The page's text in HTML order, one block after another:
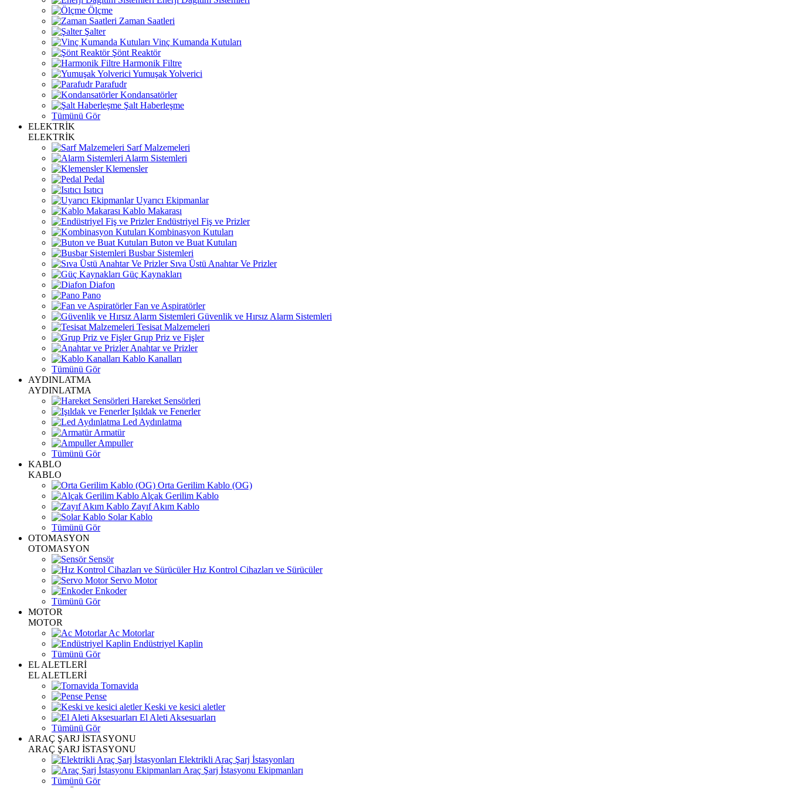
Ölçme
Zaman Saatleri
Şalter
Vinç Kumanda Kutuları
Şönt Reaktör
Harmonik Filtre
Yumuşak Yolverici
Parafudr
Kondansatörler
Şalt Haberleşme
Tümünü Gör
ELEKTRİK
ELEKTRİK
Sarf Malzemeleri
Alarm Sistemleri
Klemensler
Pedal
Isıtıcı
Uyarıcı Ekipmanlar
Kablo Makarası
Endüstriyel Fiş ve Prizler
Kombinasyon Kutuları
Buton ve Buat Kutuları
Busbar Sistemleri
Sıva Üstü Anahtar Ve Prizler
Güç Kaynakları
Diafon
Pano
Fan ve Aspiratörler
Güvenlik ve Hırsız Alarm Sistemleri
Tesisat Malzemeleri
Grup Priz ve Fişler
Anahtar ve Prizler
Kablo Kanalları
Tümünü Gör
AYDINLATMA
AYDINLATMA
Hareket Sensörleri
Işıldak ve Fenerler
Led Aydınlatma
Armatür
Ampuller
Tümünü Gör
KABLO
KABLO
Orta Gerilim Kablo (OG)
Alçak Gerilim Kablo
Zayıf Akım Kablo
Solar Kablo
Tümünü Gör
OTOMASYON
OTOMASYON
Sensör
Hız Kontrol Cihazları ve Sürücüler
Servo Motor
Enkoder
Tümünü Gör
MOTOR
MOTOR
Ac Motorlar
Endüstriyel Kaplin
Tümünü Gör
EL ALETLERİ
EL ALETLERİ
Tornavida
Pense
Keski ve kesici aletler
El Aleti Aksesuarları
Tümünü Gör
ARAÇ ŞARJ İSTASYONU
ARAÇ ŞARJ İSTASYONU
Elektrikli Araç Şarj İstasyonları
Araç Şarj İstasyonu Ekipmanları
Tümünü Gör